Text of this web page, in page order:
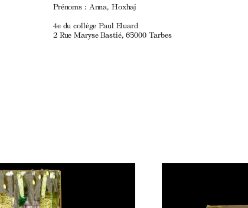
Prénoms : Anna, Hoxhaj
4e du collège Paul Eluard
2 Rue Maryse Bastié, 65000 Tarbes